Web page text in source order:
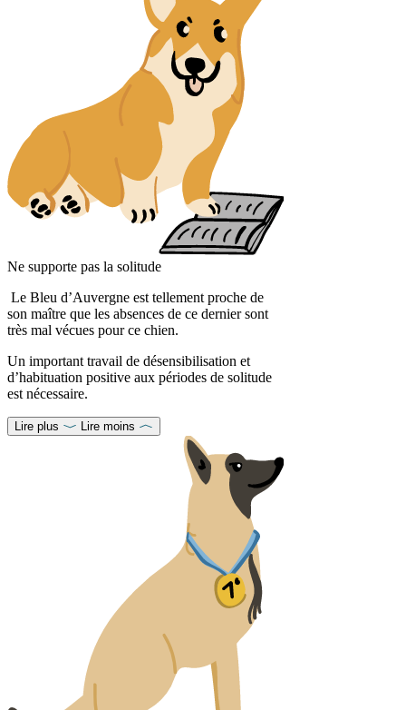
Ne supporte pas la solitude
Le Bleu d’Auvergne est tellement proche de
son maître que les absences de ce dernier sont
très mal vécues pour ce chien.
Un important travail de désensibilisation et
d’habituation positive aux périodes de solitude
est nécessaire.
Lire plus Lire moins